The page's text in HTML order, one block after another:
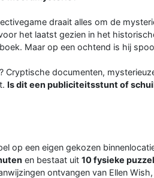
draait alles om de
het laatst gezien in het
Maar op een ochtend is hij
Cryptische documenten,
Is dit een publiciteitsstunt of
op een eigen gekozen
en bestaat uit 10 fysieke
ontvangen van Ellen